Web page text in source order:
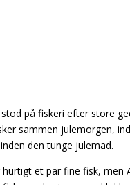
på fiskeri efter store
sammen julemorgen,
den tunge julemad.
et par fine fisk, men